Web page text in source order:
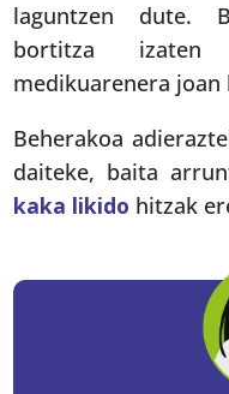
laguntzen dute.
bortitza
medikuarenera joan
Beherakoa
daiteke, baita
kaka likido hitzak